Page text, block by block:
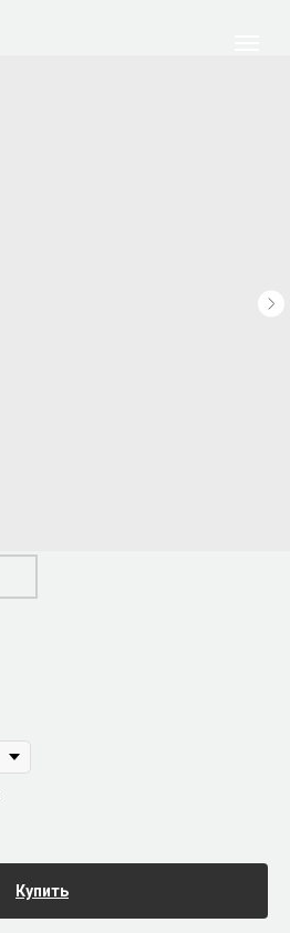
Купить